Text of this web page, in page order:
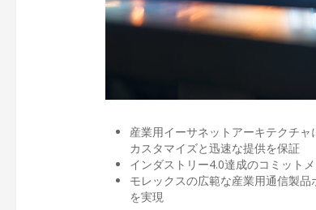
産業用イーサネットアーキテクチ
カスタマイズと迅速な提供を保証
インダストリー4.0達成のコミット
モレックスの広範な産業用通信製
を実現